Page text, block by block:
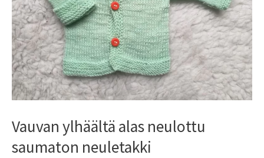
Vauvan ylhäältä alas neulottu
saumaton neuletakki
saumaton
neuletakki